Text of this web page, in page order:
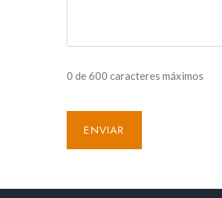
0 de 600 caracteres máximos